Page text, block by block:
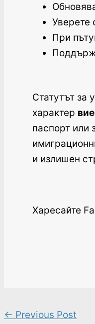
Уверете
При
Статутът за
характер
паспорт или
и излишен
Харесайте
← Previous Post